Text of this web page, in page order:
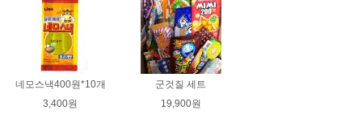
네모스낵400원*10개
3,400원
군것질 세트
19,900원